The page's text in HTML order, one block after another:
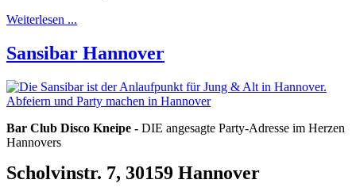
Weiterlesen ...
Sansibar Hannover
Bar Club Disco Kneipe - DIE angesagte Party-Adresse im Herzen
Hannovers
Scholvinstr. 7, 30159 Hannover